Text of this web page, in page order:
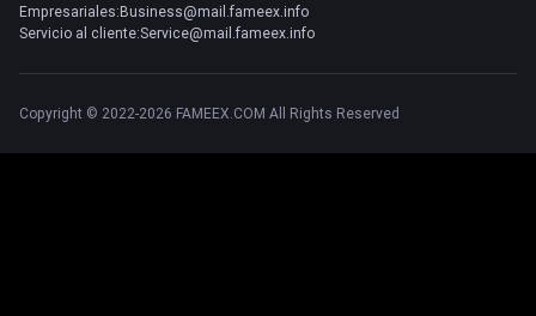
Empresariales:Business@mail.fameex.info
Servicio al cliente:Service@mail.fameex.info
Copyright © 2022-2026 FAMEEX.COM All Rights Reserved